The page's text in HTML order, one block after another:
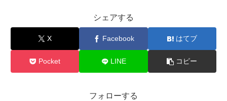
シェアする
X Facebook はてブ
Pocket LINE コピー
フォローする